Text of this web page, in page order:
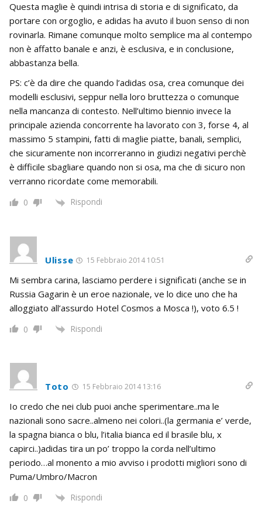
Questa maglie è quindi intrisa di storia e di significato, da
portare con orgoglio, e adidas ha avuto il buon senso di non
rovinarla. Rimane comunque molto semplice ma al contempo
non è affatto banale e anzi, è esclusiva, e in conclusione,
abbastanza bella.
PS: c’è da dire che quando l’adidas osa, crea comunque dei
modelli esclusivi, seppur nella loro bruttezza o comunque
nella mancanza di contesto. Nell’ultimo biennio invece la
principale azienda concorrente ha lavorato con 3, forse 4, al
massimo 5 stampini, fatti di maglie piatte, banali, semplici,
che sicuramente non incorreranno in giudizi negativi perchè
è difficile sbagliare quando non si osa, ma che di sicuro non
verranno ricordate come memorabili.
0 Rispondi
Ulisse 15 Febbraio 2014 10:51
Mi sembra carina, lasciamo perdere i significati (anche se in
Russia Gagarin è un eroe nazionale, ve lo dice uno che ha
alloggiato all’assurdo Hotel Cosmos a Mosca !), voto 6.5 !
0 Rispondi
Toto 15 Febbraio 2014 13:16
Io credo che nei club puoi anche sperimentare..ma le
nazionali sono sacre..almeno nei colori..(la germania e’ verde,
la spagna bianca o blu, l’italia bianca ed il brasile blu, x
capirci..)adidas tira un po’ troppo la corda nell’ultimo
periodo…al monento a mio avviso i prodotti migliori sono di
Puma/Umbro/Macron
0 Rispondi